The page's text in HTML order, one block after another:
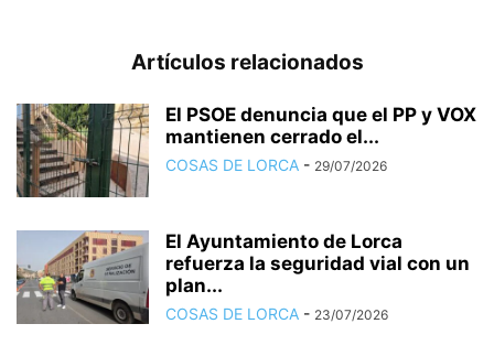
Artículos relacionados
El PSOE denuncia que el PP y VOX
mantienen cerrado el...
COSAS DE LORCA - 29/07/2026
El Ayuntamiento de Lorca
refuerza la seguridad vial con un
plan...
COSAS DE LORCA - 23/07/2026